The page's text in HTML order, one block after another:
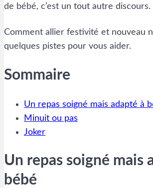
de bébé, c’est un tout autre discours.
Comment allier festivité et nouveau
quelques pistes pour vous aider.
Sommaire
Un repas soigné mais adapté à
Minuit ou pas
Joker
Un repas soigné mais
bébé